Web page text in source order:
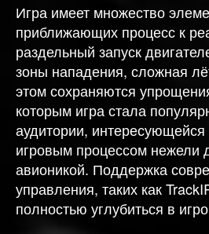
Игра имеет множество
приближающих процесс к
раздельный запуск
зоны нападения, сложная
этом сохраняются
которым игра стала
аудитории,
игровым процессом нежели
авионикой. Поддержка
управления, таких как
полностью углубиться в